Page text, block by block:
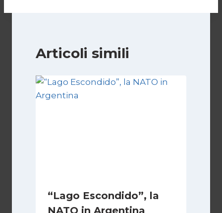
Articoli simili
“Lago Escondido”, la
NATO in Argentina